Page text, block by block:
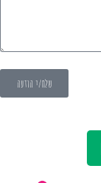
שלח/י הודעה